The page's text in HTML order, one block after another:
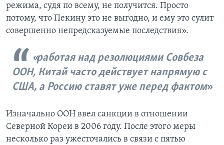
режима, судя по всему, не получится. Просто
потому, что Пекину это не выгодно, и ему это сулит
совершенно непредсказуемые последствия».
работая над резолюциями Совбеза
ООН, Китай часто действует напрямую с
США, а Россию ставят уже перед фактом
Изначально ООН ввел санкции в отношении
Северной Кореи в 2006 году. После этого меры
несколько раз ужесточались в связи с пятью